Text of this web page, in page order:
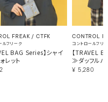
FREAK / CTFK
ルフリーク
BAG Series】シャイ
レット
CONTROL
コントロールフリ
【TRAVEL
≫ダッフルバ
¥ 5,280